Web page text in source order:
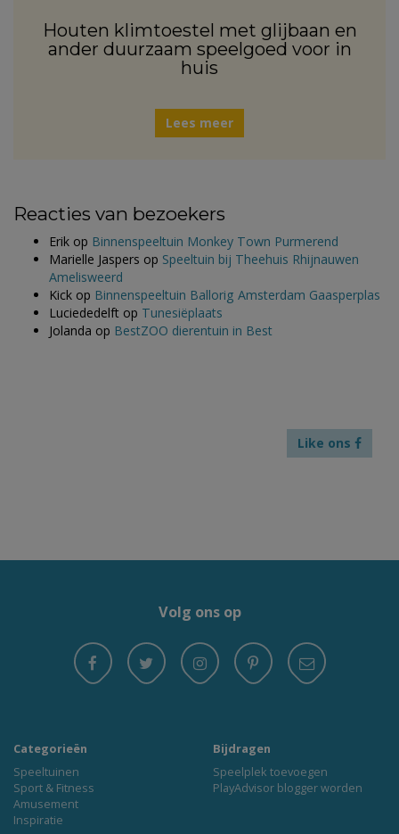
Houten klimtoestel met glijbaan en
ander duurzaam speelgoed voor in
huis
Lees meer
Reacties van bezoekers
Erik op Binnenspeeltuin Monkey Town Purmerend
Marielle Jaspers op Speeltuin bij Theehuis Rhijnauwen
Amelisweerd
Kick op Binnenspeeltuin Ballorig Amsterdam Gaasperplas
Luciededelft op Tunesiëplaats
Jolanda op BestZOO dierentuin in Best
Like ons
Volg ons op
Categorieën
Speeltuinen
Sport & Fitness
Amusement
Inspiratie
Bijdragen
Speelplek toevoegen
PlayAdvisor blogger worden